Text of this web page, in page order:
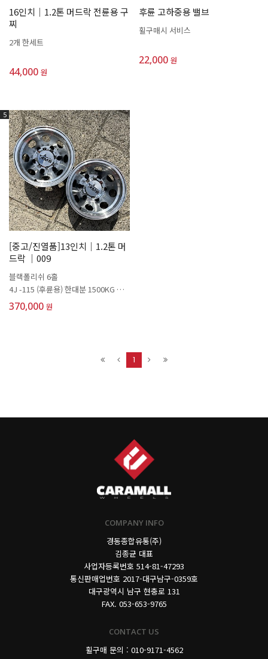
16인치│1.2톤 머드락 전륜용 구
찌
2개 한세트
44,000 원
후륜 고하중용 밸브
휠구매시 서비스
22,000 원
5
[중고/진열품]13인치│1.2톤 머
드락 │009
블랙폴리쉬 6홀
4J -115 (후륜용) 한대분 1500KG 세
아
370,000 원
1
COMPANY INFO
경동종합유통(주)
김종균 대표
사업자등록번호 514-81-47293
통신판매업번호 2017-대구남구-0359호
대구광역시 남구 현충로 131
FAX. 053-653-9765
CONTACT US
휠구매 문의 : 010-9171-4562